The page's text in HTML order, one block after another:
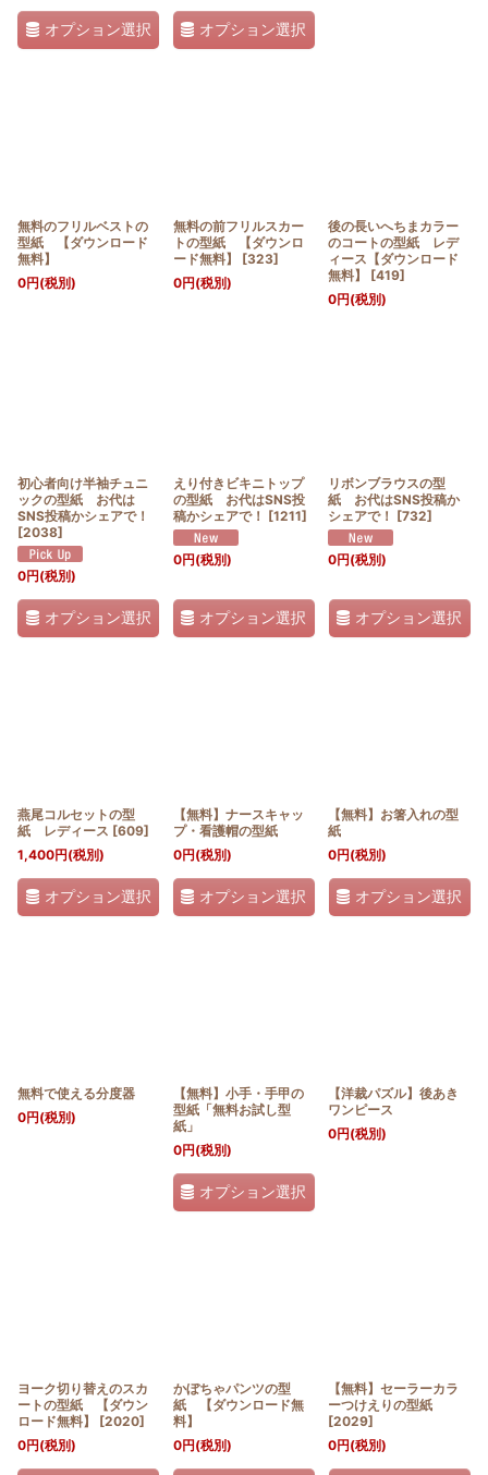
オプション選択 オプション選択
無料のフリルベストの
型紙 【ダウンロード
無料】
0円(税別)
無料の前フリルスカー
トの型紙 【ダウンロ
ード無料】
[323]
0円(税別)
後の長いへちまカラー
のコートの型紙 レデ
ィース【ダウンロード
無料】
[419]
0円(税別)
初心者向け半袖チュニ
ックの型紙 お代は
SNS投稿かシェアで！
[2038]
0円(税別)
オプション選択
えり付きビキニトップ
の型紙 お代はSNS投
稿かシェアで！ [1211]
0円(税別)
オプション選択
リボンブラウスの型
紙 お代はSNS投稿か
シェアで！ [732]
0円(税別)
オプション選択
燕尾コルセットの型
紙 レディース [609]
1,400円(税別)
オプション選択
【無料】ナースキャッ
プ・看護帽の型紙
0円(税別)
オプション選択
【無料】お箸入れの型
紙
0円(税別)
オプション選択
無料で使える分度器
0円(税別)
【無料】小手・手甲の
型紙「無料お試し型
紙」
0円(税別)
オプション選択
【洋裁パズル】後あき
ワンピース
0円(税別)
ヨーク切り替えのスカ
ートの型紙 【ダウン
ロード無料】
[2020]
0円(税別)
かぼちゃパンツの型
紙 【ダウンロード無
料】
0円(税別)
【無料】セーラーカラ
ーつけえりの型紙
[2029]
0円(税別)